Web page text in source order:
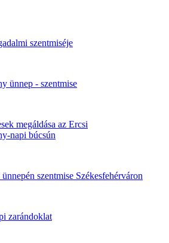
szentmiséje
ünnep - szentmise
megáldása az Ercsi
napi búcsún
szentmise Székesfehérváron
zarándoklat